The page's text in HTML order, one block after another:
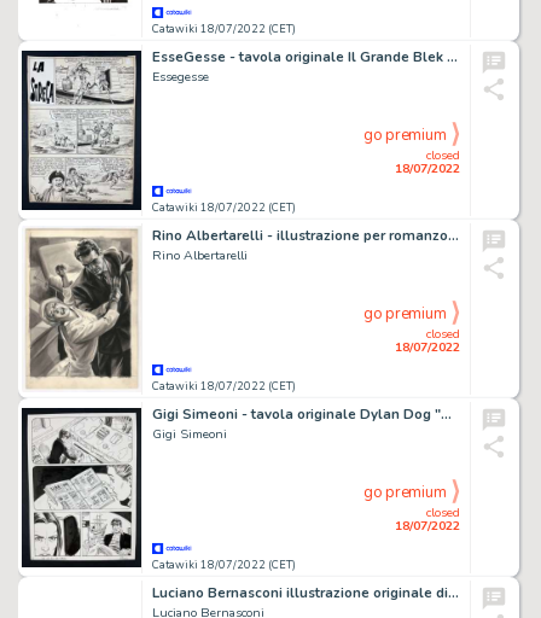
Catawiki 18/07/2022 (CET)
EsseGesse - tavola originale Il Grande Blek "La Strega" - (1958)
Essegesse
Catawiki 18/07/2022 (CET)
closed
18/07/2022
go premium
Rino Albertarelli - illustrazione per romanzo "Nozze di Lacrime" - Anni '50
Rino Albertarelli
Catawiki 18/07/2022 (CET)
closed
18/07/2022
go premium
Gigi Simeoni - tavola originale Dylan Dog "Nel fumo della battaglia" - (2014)
Gigi Simeoni
Catawiki 18/07/2022 (CET)
closed
18/07/2022
go premium
Luciano Bernasconi illustrazione originale di Lube - firmata
Luciano Bernasconi